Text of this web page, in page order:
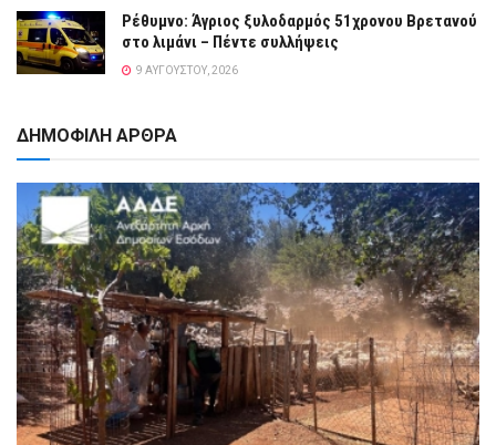
Ρέθυμνο: Άγριος ξυλοδαρμός 51χρονου Βρετανού
στο λιμάνι – Πέντε συλλήψεις
9 ΑΥΓΟΎΣΤΟΥ, 2026
ΔΗΜΟΦΙΛΗ ΑΡΘΡΑ